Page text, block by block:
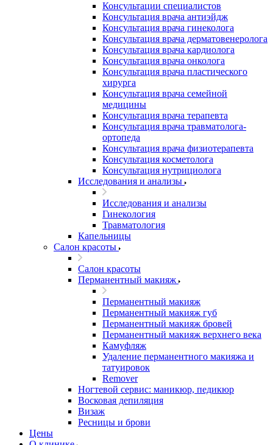
Консультации специалистов
Консультация врача антиэйдж
Консультация врача гинеколога
Консультация врача дерматовенеролога
Консультация врача кардиолога
Консультация врача онколога
Консультация врача пластического
хирурга
Консультация врача семейной
медицины
Консультация врача терапевта
Консультация врача травматолога-
ортопеда
Консультация врача физиотерапевта
Консультация косметолога
Консультация нутрициолога
Исследования и анализы
Исследования и анализы
Гинекология
Травматология
Капельницы
Салон красоты
Салон красоты
Перманентный макияж
Перманентный макияж
Перманентный макияж губ
Перманентный макияж бровей
Перманентный макияж верхнего века
Камуфляж
Удаление перманентного макияжа и
татуировок
Remover
Ногтевой сервис: маникюр, педикюр
Восковая депиляция
Визаж
Ресницы и брови
Цены